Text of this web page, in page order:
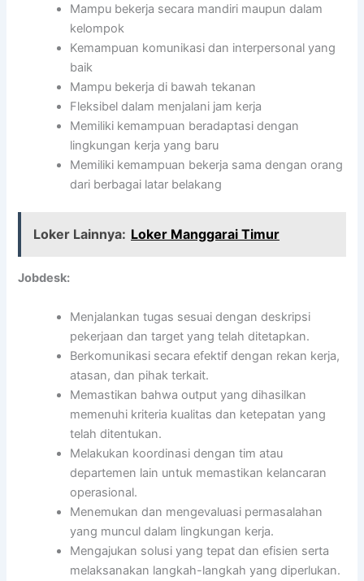
Mampu bekerja secara mandiri maupun dalam
kelompok
Kemampuan komunikasi dan interpersonal yang
baik
Mampu bekerja di bawah tekanan
Fleksibel dalam menjalani jam kerja
Memiliki kemampuan beradaptasi dengan
lingkungan kerja yang baru
Memiliki kemampuan bekerja sama dengan orang
dari berbagai latar belakang
Loker Lainnya: Loker Manggarai Timur
Jobdesk:
Menjalankan tugas sesuai dengan deskripsi
pekerjaan dan target yang telah ditetapkan.
Berkomunikasi secara efektif dengan rekan kerja,
atasan, dan pihak terkait.
Memastikan bahwa output yang dihasilkan
memenuhi kriteria kualitas dan ketepatan yang
telah ditentukan.
Melakukan koordinasi dengan tim atau
departemen lain untuk memastikan kelancaran
operasional.
Menemukan dan mengevaluasi permasalahan
yang muncul dalam lingkungan kerja.
Mengajukan solusi yang tepat dan efisien serta
melaksanakan langkah-langkah yang diperlukan.